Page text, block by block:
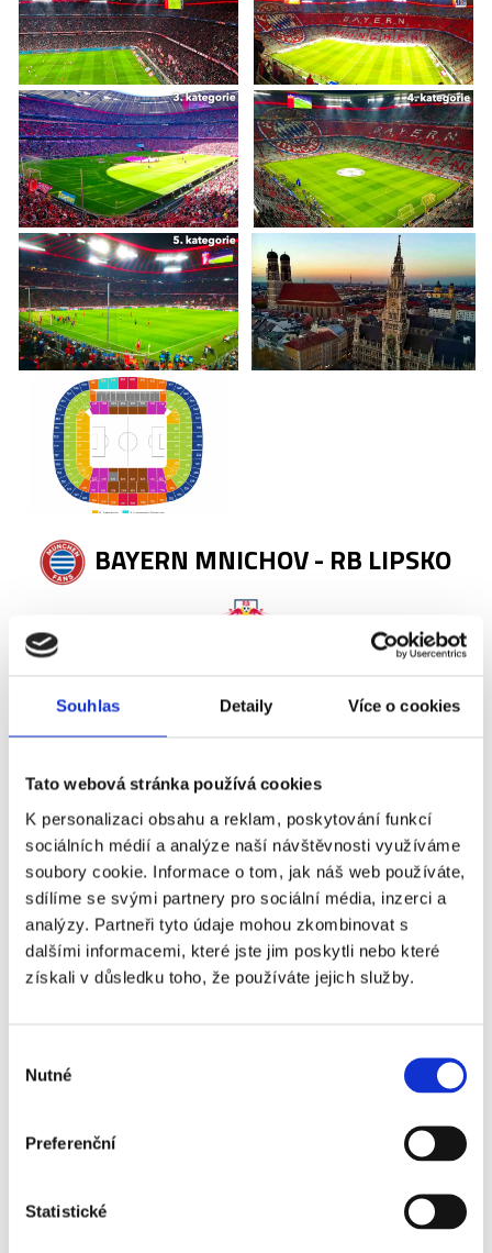
Souhlas Detaily Více o cookies
Tato webová stránka používá cookies
K personalizaci obsahu a reklam, poskytování funkcí
sociálních médií a analýze naší návštěvnosti využíváme
soubory cookie. Informace o tom, jak náš web používáte,
sdílíme se svými partnery pro sociální média, inzerci a
analýzy. Partneři tyto údaje mohou zkombinovat s
dalšími informacemi, které jste jim poskytli nebo které
získali v důsledku toho, že používáte jejich služby.
souhlasu
Nutné
Preferenční
Statistické
BAYERN MNICHOV - RB LIPSKO
Předpokládaný program
Sobota
15.08.
02:00 - předpokládaný odjezd z Trutnova
Králové
04:00 - předpokládaný odjezd z Prahy
(Černý Most)
09:30 - předpokládaný příjezd do
Mnichova k Allianz Aréně
09:30 - 13:00 - návštěva Olympijského
parku/centra města - přesuny pomocí
MHD (není v ceně zájezdu)
- ve večerních/nočních hodinách návrat do